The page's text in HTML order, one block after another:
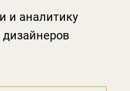
и аналитику
дизайнеров